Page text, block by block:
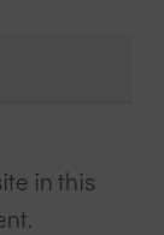
in this